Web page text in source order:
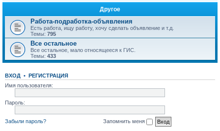
Другое
Работа-подработка-объявления
Есть работа, ищу работу, хочу сделать объявление и т.д.
Темы: 795
Все остальное
Все остальное, мало относящееся к ГИС.
Темы: 433
ВХОД • РЕГИСТРАЦИЯ
Имя пользователя:
Пароль:
Забыли пароль? Запомнить меня